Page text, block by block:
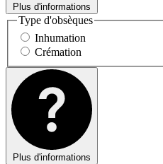
Plus d'informations
Type d'obsèques
Inhumation
Crémation
Plus d'informations